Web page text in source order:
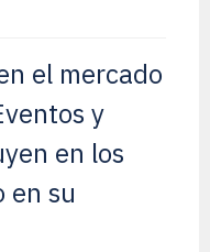
el mercado
y
en los
en su